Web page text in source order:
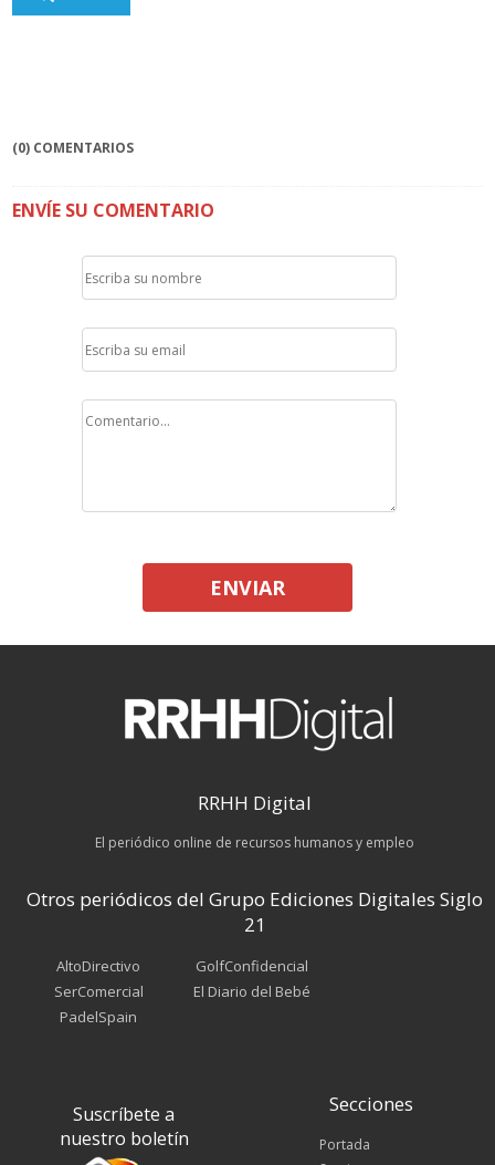
(0) COMENTARIOS
ENVÍE SU COMENTARIO
ENVIAR
RRHH Digital
El periódico online de recursos humanos y empleo
Otros periódicos del Grupo Ediciones Digitales Siglo
21
AltoDirectivo
SerComercial
PadelSpain
GolfConfidencial
El Diario del Bebé
Suscríbete a
nuestro boletín
Secciones
Portada